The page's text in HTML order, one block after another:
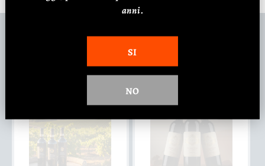
Potrebbe interessarti...
anni.
SI
NO